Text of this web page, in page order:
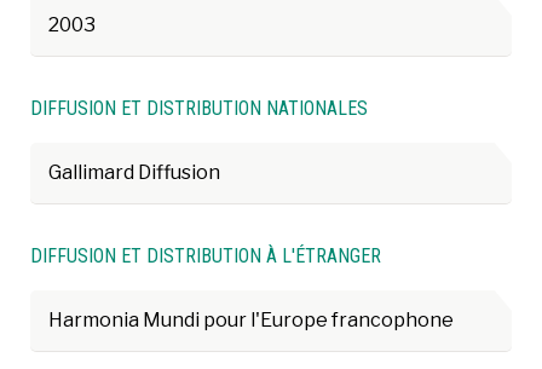
2003
DIFFUSION ET DISTRIBUTION NATIONALES
Gallimard Diffusion
DIFFUSION ET DISTRIBUTION À L'ÉTRANGER
Harmonia Mundi pour l'Europe francophone